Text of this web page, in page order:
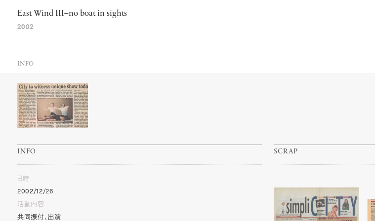
East Wind III–no boat in sights
2002
INFO
INFO
日時
2002/12/26
活動内容
共同振付、出演
SCRAP